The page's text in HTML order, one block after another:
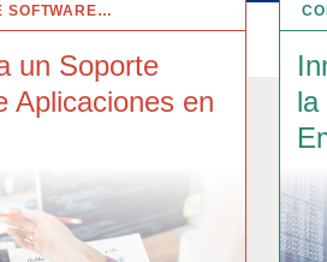
SOFTWARE…
un Soporte
Aplicaciones en
la
3